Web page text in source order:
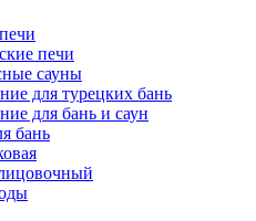
печи
сауны
для турецких бань
для бань и саун
бань